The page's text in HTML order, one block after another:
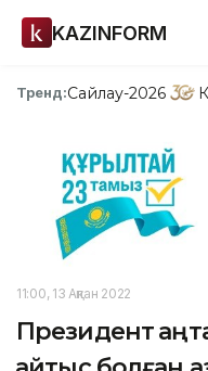
KAZINFORM
Тренд:Сайлау-2026
11:00, 13 Ақпан 2022
Президент